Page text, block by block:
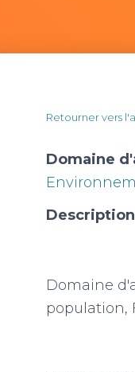
Retourner vers
Domaine
Domaine
population,